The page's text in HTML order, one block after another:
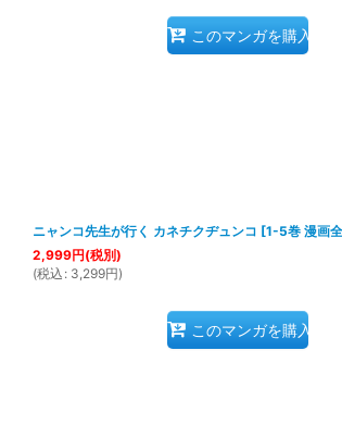
このマンガを購入
ニャンコ先生が行く カネチクヂュンコ [1-5巻 漫画
2,999円(税別)
(税込 : 3,299円)
このマンガを購入